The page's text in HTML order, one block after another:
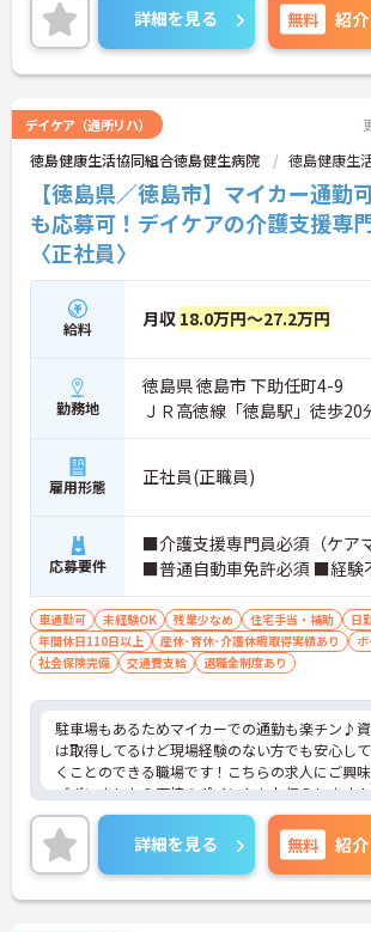
詳細を見る 無料 紹
デイケア（通所リハ）
徳島健康生活協同組合徳島健生病院 徳島健康生
【徳島県／徳島市】マイカー通
も応募可！デイケアの介護支援専
〈正社員〉
給料 月収 18.0万円～27.2万円
勤務地
徳島県 徳島市 下助任町4-9
ＪＲ高徳線「徳島駅」徒歩20
雇用形態 正社員(正職員)
応募要件
■介護支援専門員必須（ケア
■普通自動車免許必須 ■経験
車通勤可 未経験OK 残業少なめ 住宅手当・補助
日
年間休日110日以上
産休･育休･介護休暇取得実績あり
社会保険完備
交通費支給 退職金制度あり
駐車場もあるためマイカーでの通勤も楽チン♪
は取得してるけど現場経験のない方でも安心し
くことのできる職場です！こちらの求人にご興
ございましたら面接のポイントもお伝えします
非ご応募お待ちしております。
詳細を見る 無料 紹